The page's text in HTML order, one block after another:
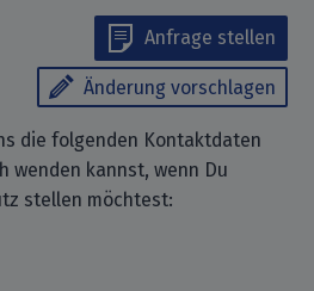
Anfrage stellen
Änderung vorschlagen
die folgenden Kontaktdaten
wenden kannst, wenn Du
stellen möchtest: